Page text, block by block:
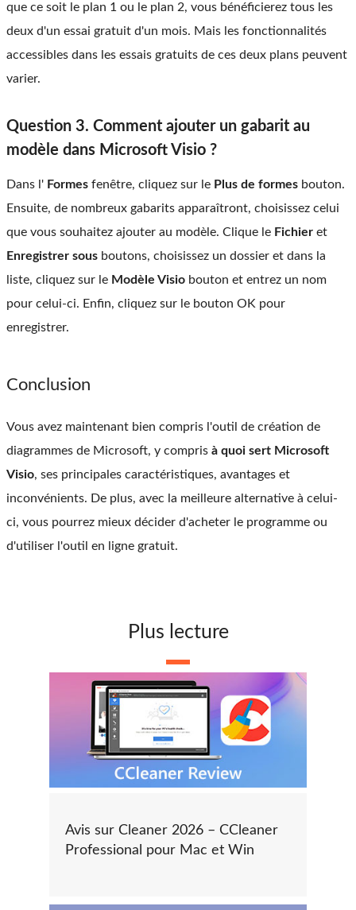
que ce soit le plan 1 ou le plan 2, vous bénéficierez tous les
deux d'un essai gratuit d'un mois. Mais les fonctionnalités
accessibles dans les essais gratuits de ces deux plans peuvent
varier.
Question 3. Comment ajouter un gabarit au
modèle dans Microsoft Visio ?
Dans l' Formes fenêtre, cliquez sur le Plus de formes bouton.
Ensuite, de nombreux gabarits apparaîtront, choisissez celui
que vous souhaitez ajouter au modèle. Clique le Fichier et
Enregistrer sous boutons, choisissez un dossier et dans la
liste, cliquez sur le Modèle Visio bouton et entrez un nom
pour celui-ci. Enfin, cliquez sur le bouton OK pour
enregistrer.
Conclusion
Vous avez maintenant bien compris l'outil de création de
diagrammes de Microsoft, y compris à quoi sert Microsoft
Visio, ses principales caractéristiques, avantages et
inconvénients. De plus, avec la meilleure alternative à celui-
ci, vous pourrez mieux décider d'acheter le programme ou
d'utiliser l'outil en ligne gratuit.
Plus lecture
Avis sur Cleaner 2026 – CCleaner
Professional pour Mac et Win